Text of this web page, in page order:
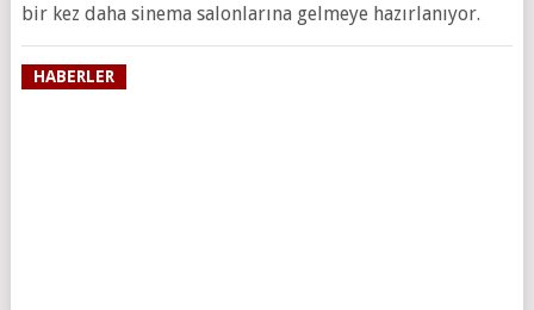
bir kez daha sinema salonlarına gelmeye hazırlanıyor.
HABERLER